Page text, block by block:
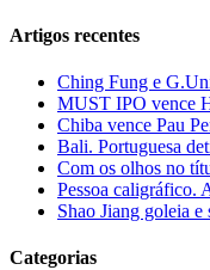
Artigos recentes
Ching Fung e
MUST IPO vence
Chiba vence Pau
Bali. Portuguesa
Com os olhos no
Pessoa caligráfico.
Shao Jiang goleia
Categorias